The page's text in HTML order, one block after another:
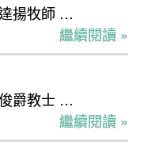
揚牧師 …
繼續閱讀 »
爵教士 …
繼續閱讀 »